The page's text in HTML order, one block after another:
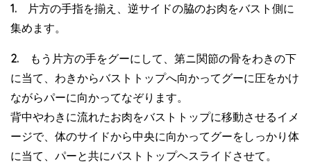
1. 片方の手指を揃え、逆サイドの脇のお肉をバスト側に
集めます。
2. もう片方の手をグーにして、第ニ関節の骨をわきの下
に当て、わきからバストトップへ向かってグーに圧をかけ
ながらパーに向かってなぞります。
背中やわきに流れたお肉をバストトップに移動させるイメ
ージで、体のサイドから中央に向かってグーをしっかり体
に当て、パーと共にバストトップヘスライドさせて。